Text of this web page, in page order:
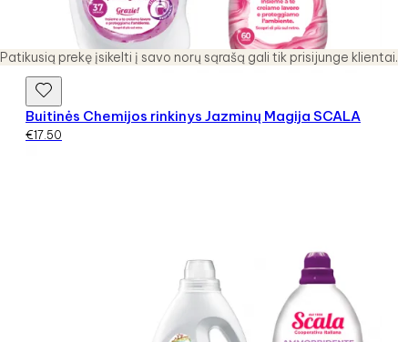
Patikusią prekę įsikelti į savo norų sąrašą gali tik prisijunge klientai.
Buitinės Chemijos rinkinys Jazminų Magija SCALA
€17.50